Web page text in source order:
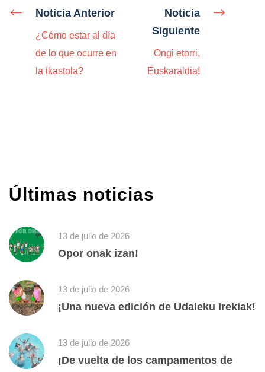
Noticia Anterior
¿Cómo estar al día
de lo que ocurre en
la ikastola?
Noticia
Siguiente
Ongi etorri,
Euskaraldia!
Últimas noticias
13 de julio de 2026
Opor onak izan!
13 de julio de 2026
¡Una nueva edición de Udaleku Irekiak!
13 de julio de 2026
¡De vuelta de los campamentos de